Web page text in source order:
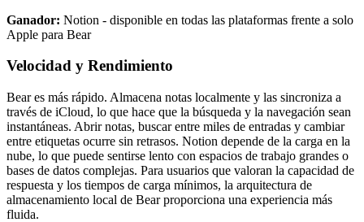
Ganador: Notion - disponible en todas las plataformas frente a solo
Apple para Bear
Velocidad y Rendimiento
Bear es más rápido. Almacena notas localmente y las sincroniza a
través de iCloud, lo que hace que la búsqueda y la navegación sean
instantáneas. Abrir notas, buscar entre miles de entradas y cambiar
entre etiquetas ocurre sin retrasos. Notion depende de la carga en la
nube, lo que puede sentirse lento con espacios de trabajo grandes o
bases de datos complejas. Para usuarios que valoran la capacidad de
respuesta y los tiempos de carga mínimos, la arquitectura de
almacenamiento local de Bear proporciona una experiencia más
fluida.